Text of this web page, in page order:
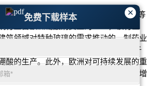
×
免费下载样本
场份额约25%，玻璃生产、制药和陶瓷等
行业占欧洲硼酸消费量的 30%，该行业
筑领域对特种玻璃的需求推动的。制药业
，占欧洲 20% 的市场份额，特别是用于
酸的生产。此外，欧洲对可持续发展的重
保农业应用中的使用，进一步推动市场增